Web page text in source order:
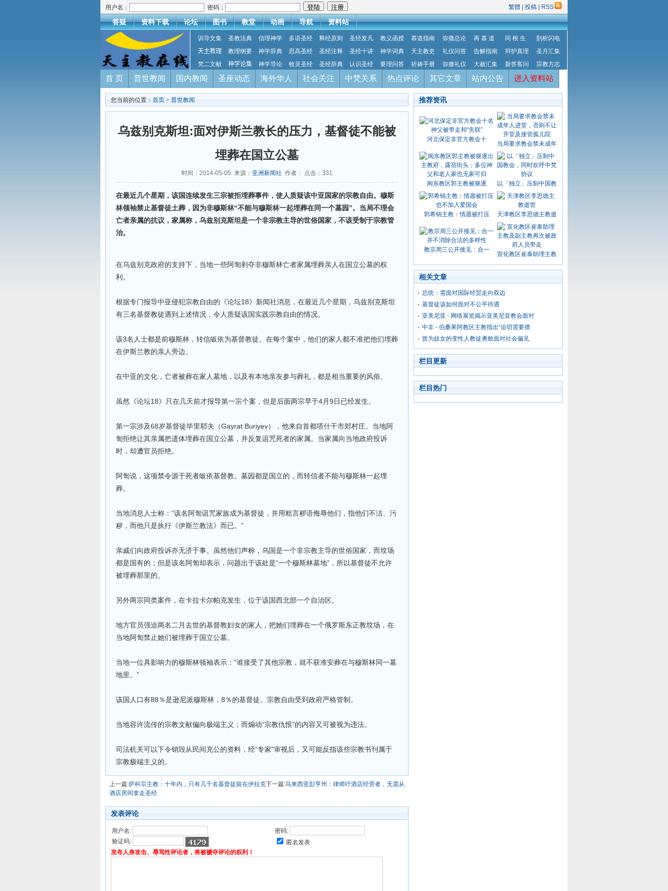
用户名： 密码： 繁體 投稿 RSS
答疑 资料下载 论坛 图书 教堂 动画 导航 资料站
训导文集 圣教法典 信理神学 多语圣经 释经原则 圣经发凡 教义函授 慕道指南 弥撒总论 再 慕 道 同 根 生
剖析闪电
天主教理
教理纲要 神学辞典 思高圣经 圣经注释 圣经十讲 神学词典 天主教史 礼仪问答 告解指南 辩护真理
圣月汇集
梵二文献
神学论集 神学导论 牧灵圣经 圣经辞典 认识圣经 要理问答 祈祷手册 弥撒礼仪 大赦汇集 新答客问 宗教方志
首 页 普世教闻 国内教闻 圣座动态 海外华人 社会关注 中梵关系 热点评论 其它文章 站内公告 进入资料站
您当前的位置： 首页 > 普世教闻
乌兹别克斯坦:面对伊斯兰教长的压力，基督徒不能被
埋葬在国立公墓
时间：2014-05-05 来源： 亚洲新闻社 作者： 点击： 331
在最近几个星期，该国连续发生三宗被拒埋葬事件，使人质疑该中亚国家的宗教自由。穆斯
林领袖禁止基督徒土葬，因为非穆斯林“不能与穆斯林一起埋葬在同一个墓园”。当局不理会
亡者亲属的抗议，家属称，乌兹别克斯坦是一个非宗教主导的世俗国家，不该受制于宗教管
治。
在乌兹别克政府的支持下，当地一些阿訇剥夺非穆斯林亡者家属埋葬亲人在国立公墓的权
利。
根据专门报导中亚侵犯宗教自由的《论坛18》新闻社消息，在最近几个星期，乌兹别克斯坦
有三名基督教徒遇到上述情况，令人质疑该国实践宗教自由的情况。
该3名人士都是前穆斯林，转信皈依为基督教徒。在每个案中，他们的家人都不准把他们埋葬
在伊斯兰教的亲人旁边。
在中亚的文化，亡者被葬在家人墓地，以及有本地亲友参与葬礼，都是相当重要的风俗。
虽然《论坛18》只在几天前才报导第一宗个案，但是后面两宗早于4月9日已经发生。
第一宗涉及68岁基督徒毕里耶夫（Gayrat Buriyev），他来自首都塔什干市郊村庄。当地阿
訇拒绝让其亲属把遗体埋葬在国立公墓，并反复诅咒死者的家属。当家属向当地政府投诉
时，却遭官员拒绝。
阿訇说，这项禁令源于死者皈依基督教。墓园都是国立的，而转信者不能与穆斯林一起埋
葬。
当地消息人士称：“该名阿訇诅咒家族成为基督徒，并用粗言秽语侮辱他们，指他们不洁、污
秽，而他只是执行《伊斯兰教法》而已。”
亲戚们向政府投诉亦无济于事。虽然他们声称，乌国是一个非宗教主导的世俗国家，而坟场
都是国有的；但是该名阿訇却表示，问题出于该处是“一个穆斯林墓地”，所以基督徒不允许
被埋葬那里的。
另外两宗同类案件，在卡拉卡尔帕克发生，位于该国西北部一个自治区。
地方官员强迫两名二月去世的基督教妇女的家人，把她们埋葬在一个俄罗斯东正教坟场，在
当地阿訇禁止她们被埋葬于国立公墓。
当地一位具影响力的穆斯林领袖表示：“谁接受了其他宗教，就不获准安葬在与穆斯林同一墓
地里。”
该国人口有88％是逊尼派穆斯林，8％的基督徒。宗教自由受到政府严格管制。
当地容许流传的宗教文献偏向极端主义；而煽动“宗教仇恨”的内容又可被视为违法。
司法机关可以下令销毁从民间充公的资料，经“专家”审视后，又可能反指该些宗教书刊属于
宗教极端主义的。
上一篇:萨科宗主教：十年内，只有几千名基督徒留在伊拉克下一篇:马来西亚彭亨州：律师吁酒店经营者，无需从
酒店房间拿走圣经
发表评论
用户名:
密码:
验证码:
匿名发表
发布人身攻击、辱骂性评论者，将被褫夺评论的权利！
推荐资讯
河北保定非官方教会十
当局要求教会禁未成年
闽东教区郭主教被驱逐 以「独立」压制中国教
郭希锦主教：情愿被打压 天津教区李思德主教逝
教宗周三公开接见：合一
宣化教区崔泰助理主教
相关文章
总统：需面对国际经贸走向双边
基督徒该如何面对不公平待遇
亚美尼亚 - 网络展览揭示亚美尼亚教会面对
中非 - 伯桑果阿教区主教指出“迫切需要摆
曾为妓女的变性人教徒勇敢面对社会偏见
栏目更新
栏目热门